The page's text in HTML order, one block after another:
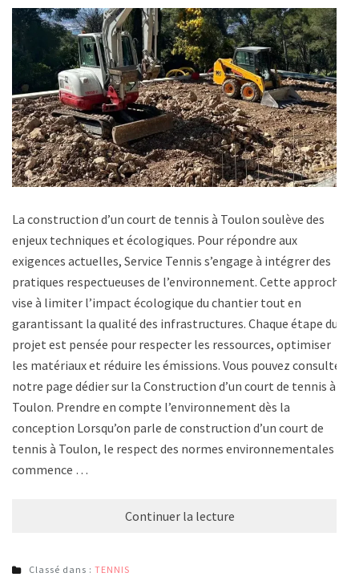
La construction d’un court de tennis à Toulon soulève des
enjeux techniques et écologiques. Pour répondre aux
exigences actuelles, Service Tennis s’engage à intégrer des
pratiques respectueuses de l’environnement. Cette approche
vise à limiter l’impact écologique du chantier tout en
garantissant la qualité des infrastructures. Chaque étape du
projet est pensée pour respecter les ressources, optimiser
les matériaux et réduire les émissions. Vous pouvez consulter
notre page dédier sur la Construction d’un court de tennis à
Toulon. Prendre en compte l’environnement dès la
conception Lorsqu’on parle de construction d’un court de
tennis à Toulon, le respect des normes environnementales
commence …
Continuer la lecture
Classé dans : TENNIS